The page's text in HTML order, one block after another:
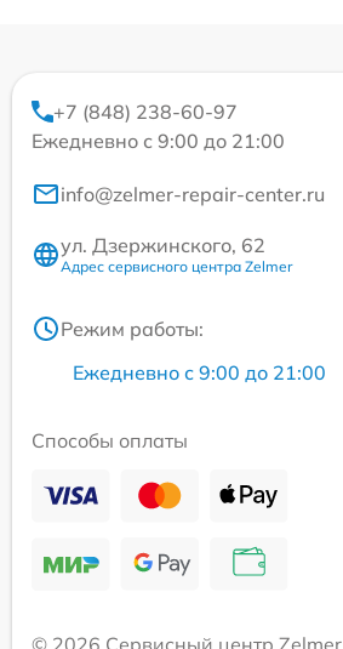
+7 (848) 238-60-97
Ежедневно с 9:00 до 21:00
info@zelmer-repair-center.ru
ул. Дзержинского, 62
Адрес сервисного центра Zelmer
Режим работы:
Ежедневно с 9:00 до 21:00
Способы оплаты